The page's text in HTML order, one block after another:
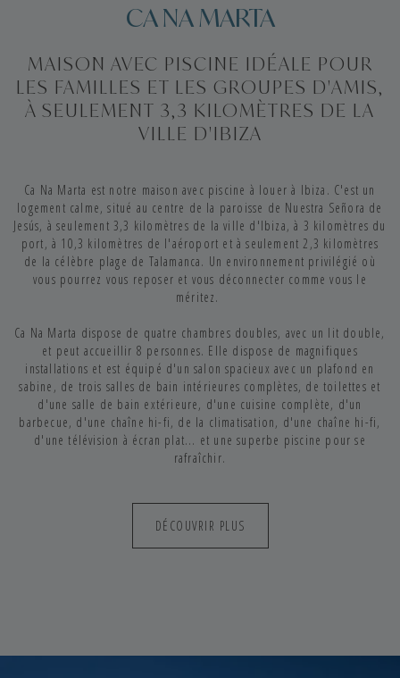
CA NA MARTA
MAISON AVEC PISCINE IDÉALE POUR
LES FAMILLES ET LES GROUPES D'AMIS,
À SEULEMENT 3,3 KILOMÈTRES DE LA
VILLE D'IBIZA
Ca Na Marta est notre maison avec piscine à louer à Ibiza. C'est un
logement calme, situé au centre de la paroisse de Nuestra Señora de
Jesús, à seulement 3,3 kilomètres de la ville d'Ibiza, à 3 kilomètres du
port, à 10,3 kilomètres de l'aéroport et à seulement 2,3 kilomètres
de la célèbre plage de Talamanca. Un environnement privilégié où
vous pourrez vous reposer et vous déconnecter comme vous le
méritez.
Ca Na Marta dispose de quatre chambres doubles, avec un lit double,
et peut accueillir 8 personnes. Elle dispose de magnifiques
installations et est équipé d'un salon spacieux avec un plafond en
sabine, de trois salles de bain intérieures complètes, de toilettes et
d'une salle de bain extérieure, d'une cuisine complète, d'un
barbecue, d'une chaîne hi-fi, de la climatisation, d'une chaîne hi-fi,
d'une télévision à écran plat... et une superbe piscine pour se
rafraîchir.
Baléares sont une attraction touristique internationale qui séduit les
DÉCOUVRIR PLUS